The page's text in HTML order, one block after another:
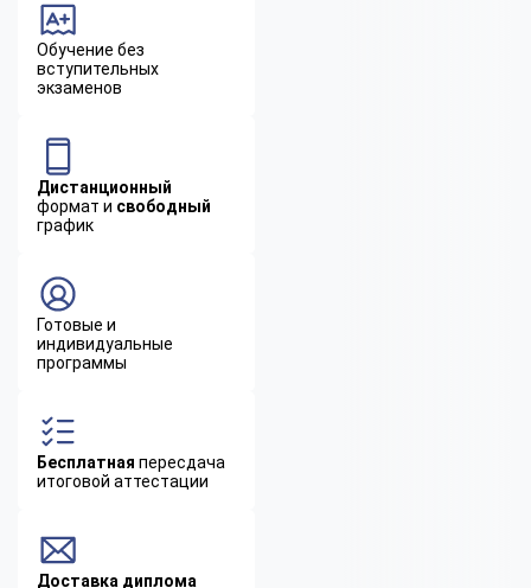
Обучение без
вступительных
экзаменов
Дистанционный
формат и свободный
график
Готовые и
индивидуальные
программы
Бесплатная пересдача
итоговой аттестации
Доставка диплома